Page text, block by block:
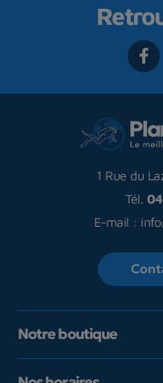
1 Rue du
Tél.
E-mail :
Notre boutique